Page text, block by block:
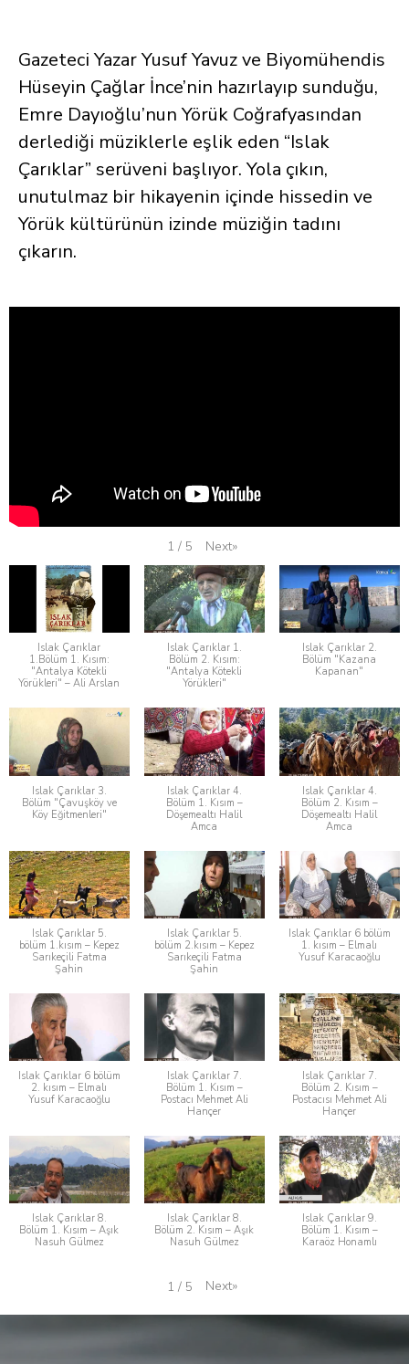
Gazeteci Yazar Yusuf Yavuz ve Biyomühendis
Hüseyin Çağlar İnce’nin hazırlayıp sunduğu,
Emre Dayıoğlu’nun Yörük Coğrafyasından
derlediği müziklerle eşlik eden “Islak
Çarıklar” serüveni başlıyor. Yola çıkın,
unutulmaz bir hikayenin içinde hissedin ve
Yörük kültürünün izinde müziğin tadını
çıkarın.
1 / 5 Next»
Islak Çarıklar
1.Bölüm 1. Kısım:
"Antalya Kötekli
Yörükleri" – Ali Arslan
Islak Çarıklar 1.
Bölüm 2. Kısım:
"Antalya Kötekli
Yörükleri"
Islak Çarıklar 2.
Bölüm "Kazana
Kapanan"
Islak Çarıklar 3.
Bölüm "Çavuşköy ve
Köy Eğitmenleri"
Islak Çarıklar 4.
Bölüm 1. Kısım –
Döşemealtı Halil
Amca
Islak Çarıklar 4.
Bölüm 2. Kısım –
Döşemealtı Halil
Amca
Islak Çarıklar 5.
bölüm 1.kısım – Kepez
Sarıkeçili Fatma
Şahin
Islak Çarıklar 5.
bölüm 2.kısım – Kepez
Sarıkeçili Fatma
Şahin
Islak Çarıklar 6 bölüm
1. kısım – Elmalı
Yusuf Karacaoğlu
Islak Çarıklar 6 bölüm
2. kısım – Elmalı
Yusuf Karacaoğlu
Islak Çarıklar 7.
Bölüm 1. Kısım –
Postacı Mehmet Ali
Hançer
Islak Çarıklar 7.
Bölüm 2. Kısım –
Postacısı Mehmet Ali
Hançer
Islak Çarıklar 8.
Bölüm 1. Kısım – Aşık
Nasuh Gülmez
Islak Çarıklar 8.
Bölüm 2. Kısım – Aşık
Nasuh Gülmez
Islak Çarıklar 9.
Bölüm 1. Kısım –
Karaöz Honamlı
1 / 5 Next»